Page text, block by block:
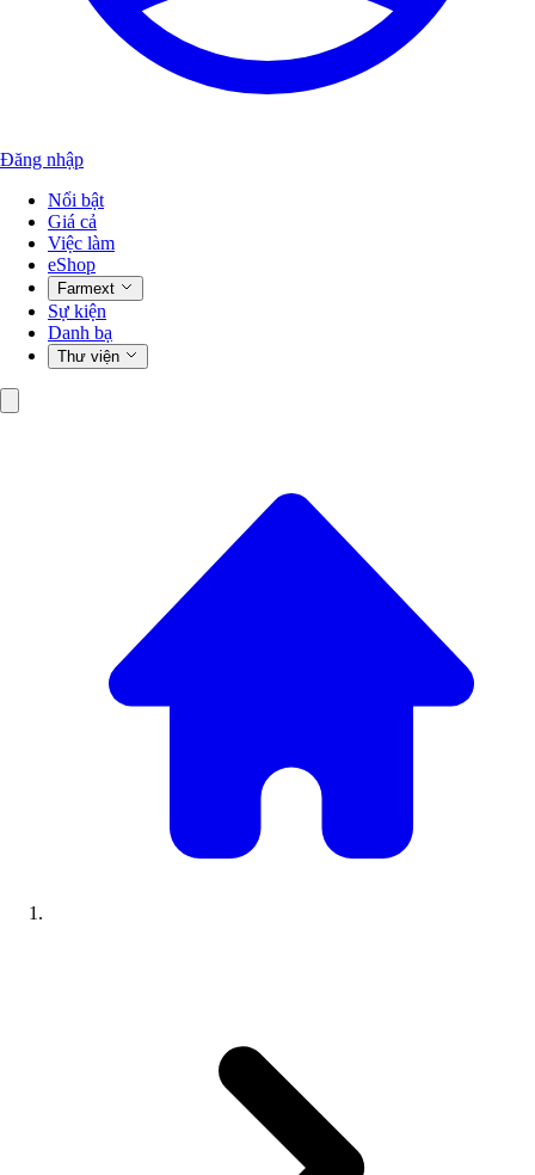
Đăng nhập
Nổi bật
Giá cả
Việc làm
eShop
Farmext
Sự kiện
Danh bạ
Thư viện